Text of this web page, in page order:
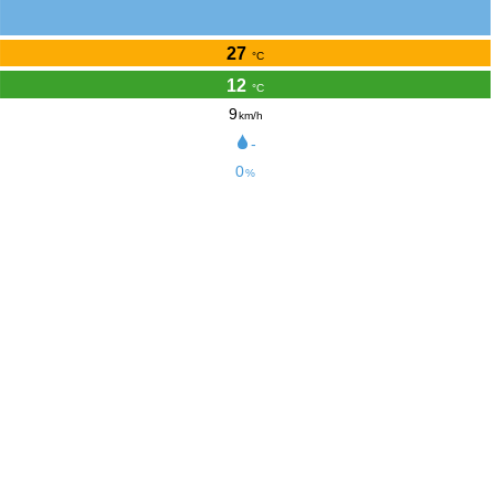
27 °C
12 °C
9km/h
-
0%